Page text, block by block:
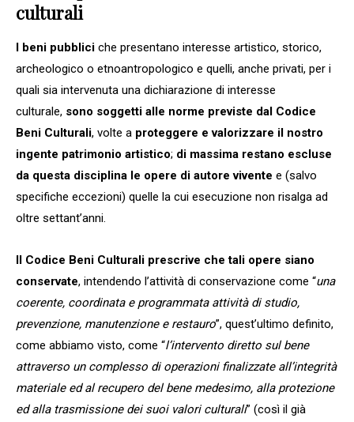
culturali
I beni pubblici che presentano interesse artistico, storico,
archeologico o etnoantropologico e quelli, anche privati, per i
quali sia intervenuta una dichiarazione di interesse
culturale, sono soggetti alle norme previste dal Codice
Beni Culturali, volte a proteggere e valorizzare il nostro
ingente patrimonio artistico; di massima restano escluse
da questa disciplina le opere di autore vivente e (salvo
specifiche eccezioni) quelle la cui esecuzione non risalga ad
oltre settant’anni.
Il Codice Beni Culturali prescrive che tali opere siano
conservate, intendendo l’attività di conservazione come “una
coerente, coordinata e programmata attività di studio,
prevenzione, manutenzione e restauro”, quest’ultimo definito,
come abbiamo visto, come “l’intervento diretto sul bene
attraverso un complesso di operazioni finalizzate all’integrità
materiale ed al recupero del bene medesimo, alla protezione
ed alla trasmissione dei suoi valori culturali” (così il già